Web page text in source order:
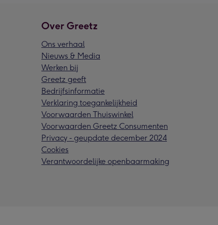
Over Greetz
Ons verhaal
Nieuws & Media
Werken bij
Greetz geeft
Bedrijfsinformatie
Verklaring toegankelijkheid
Voorwaarden Thuiswinkel
Voorwaarden Greetz Consumenten
Privacy - geupdate december 2024
Cookies
Verantwoordelijke openbaarmaking